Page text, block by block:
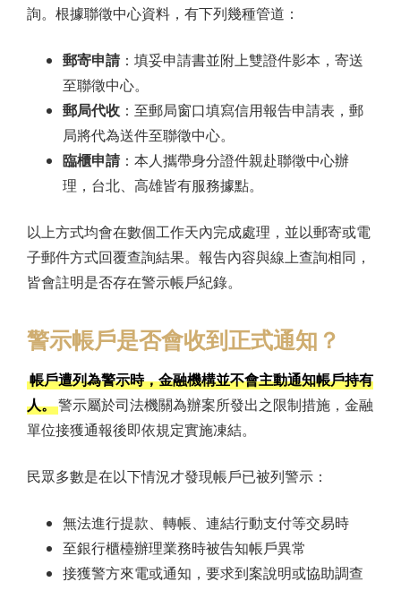
詢。根據聯徵中心資料，有下列幾種管道：
郵寄申請：填妥申請書並附上雙證件影本，寄送
至聯徵中心。
郵局代收 ：至郵局窗口填寫信用報告申請表，郵
局將代為送件至聯徵中心。
臨櫃申請：本人攜帶身分證件親赴聯徵中心辦
理，台北、高雄皆有服務據點。
以上方式均會在數個工作天內完成處理，並以郵寄或電
子郵件方式回覆查詢結果。報告內容與線上查詢相同，
皆會註明是否存在警示帳戶紀錄。
警示帳戶是否會收到正式通知？
帳戶遭列為警示時，金融機構並不會主動通知帳戶持有
人。警示屬於司法機關為辦案所發出之限制措施，金融
單位接獲通報後即依規定實施凍結。
民眾多數是在以下情況才發現帳戶已被列警示：
無法進行提款、轉帳、連結行動支付等交易時
至銀行櫃檯辦理業務時被告知帳戶異常
接獲警方來電或通知，要求到案說明或協助調查